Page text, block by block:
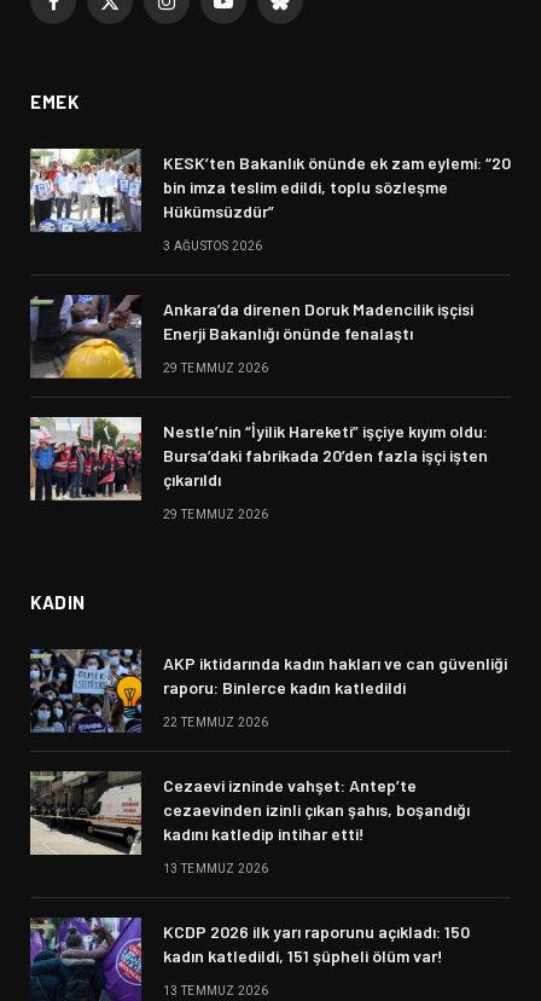
Facebook
X
InstagramYouTubeBluesky
EMEK
KESK’ten Bakanlık önünde ek zam eylemi: “20
bin imza teslim edildi, toplu sözleşme
Hükümsüzdür”
3 AĞUSTOS 2026
Ankara’da direnen Doruk Madencilik işçisi
Enerji Bakanlığı önünde fenalaştı
29 TEMMUZ 2026
Nestle’nin “İyilik Hareketi” işçiye kıyım oldu:
Bursa’daki fabrikada 20’den fazla işçi işten
çıkarıldı
29 TEMMUZ 2026
KADIN
AKP iktidarında kadın hakları ve can güvenliği
raporu: Binlerce kadın katledildi
22 TEMMUZ 2026
Cezaevi izninde vahşet: Antep’te
cezaevinden izinli çıkan şahıs, boşandığı
kadını katledip intihar etti!
13 TEMMUZ 2026
KCDP 2026 ilk yarı raporunu açıkladı: 150
kadın katledildi, 151 şüpheli ölüm var!
13 TEMMUZ 2026